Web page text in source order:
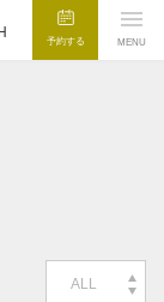
予約する MENU
ALL